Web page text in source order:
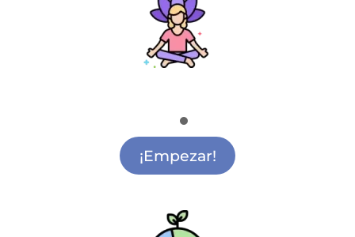
Clases de Mindfulness Getafe
¡Empezar!